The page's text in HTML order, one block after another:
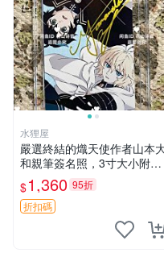
水狸屋
嚴選終結的熾天使作者山本
和親筆簽名照，3寸大小附原
裝卡磚 終結的熾天使 簽名照
片 親筆簽名周邊
$1,360 95折
折扣碼